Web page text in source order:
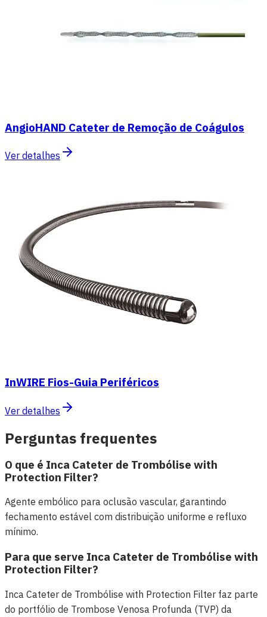
AngioHAND Cateter de Remoção de Coágulos
Ver detalhes
InWIRE Fios-Guia Periféricos
Ver detalhes
Perguntas frequentes
O que é Inca Cateter de Trombólise with
Protection Filter?
Agente embólico para oclusão vascular, garantindo
fechamento estável com distribuição uniforme e refluxo
mínimo.
Para que serve Inca Cateter de Trombólise with
Protection Filter?
Inca Cateter de Trombólise with Protection Filter faz parte
do portfólio de Trombose Venosa Profunda (TVP) da